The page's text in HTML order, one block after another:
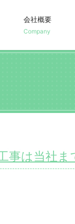
会社概要
Company
は当社ま